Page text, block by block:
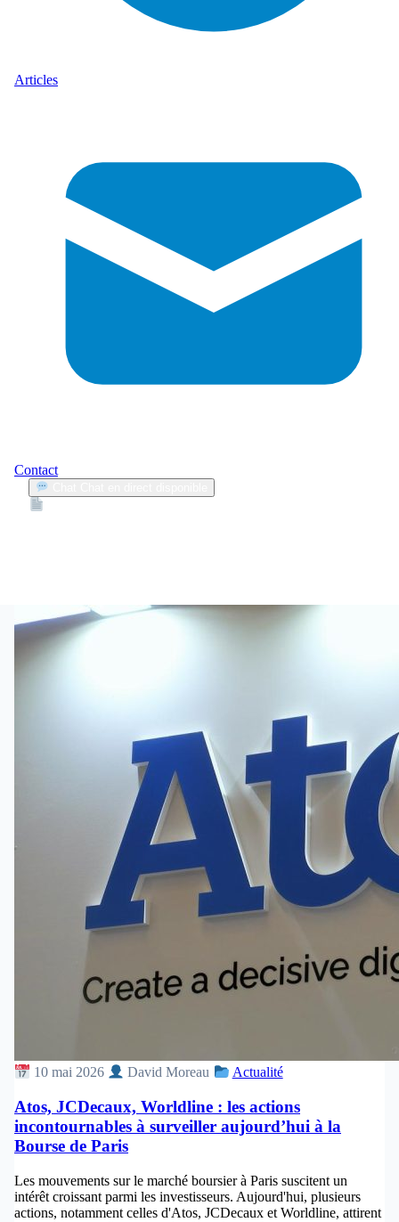
Articles
Contact
10 mai 2026 David Moreau Actualité
Atos, JCDecaux, Worldline : les actions
incontournables à surveiller aujourd’hui à la
Bourse de Paris
Les mouvements sur le marché boursier à Paris suscitent un
intérêt croissant parmi les investisseurs. Aujourd'hui, plusieurs
actions, notamment celles d'Atos, JCDecaux et Worldline, attirent